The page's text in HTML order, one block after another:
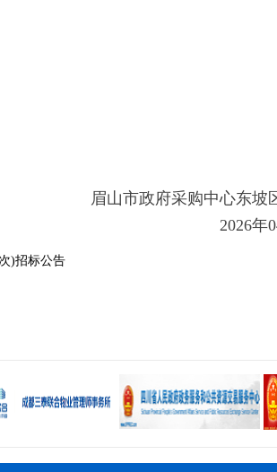
眉山市政府采购中心东坡
2026年
)招标公告